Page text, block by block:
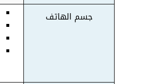
جسم الهاتف